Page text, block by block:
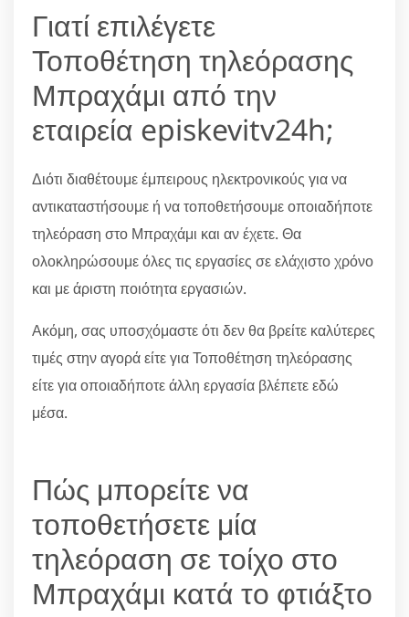
Γιατί επιλέγετε
Τοποθέτηση τηλεόρασης
Μπραχάμι από την
εταιρεία episkevitv24h;
Διότι διαθέτουμε έμπειρους ηλεκτρονικούς για να
αντικαταστήσουμε ή να τοποθετήσουμε οποιαδήποτε
τηλεόραση στο Μπραχάμι και αν έχετε. Θα
ολοκληρώσουμε όλες τις εργασίες σε ελάχιστο χρόνο
και με άριστη ποιότητα εργασιών.
Ακόμη, σας υποσχόμαστε ότι δεν θα βρείτε καλύτερες
τιμές στην αγορά είτε για Τοποθέτηση τηλεόρασης
είτε για οποιαδήποτε άλλη εργασία βλέπετε εδώ
μέσα.
Πώς μπορείτε να
τοποθετήσετε μία
τηλεόραση σε τοίχο στο
Μπραχάμι κατά το φτιάξτο